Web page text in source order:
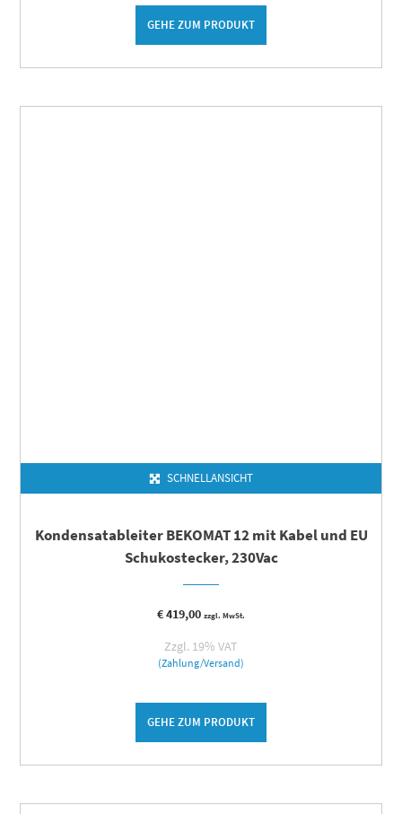
GEHE ZUM PRODUKT
SCHNELLANSICHT
Kondensatableiter BEKOMAT 12 mit Kabel und EU
Schukostecker, 230Vac
€419,00 zzgl. MwSt.
Zzgl. 19% VAT
(Zahlung/Versand)
GEHE ZUM PRODUKT